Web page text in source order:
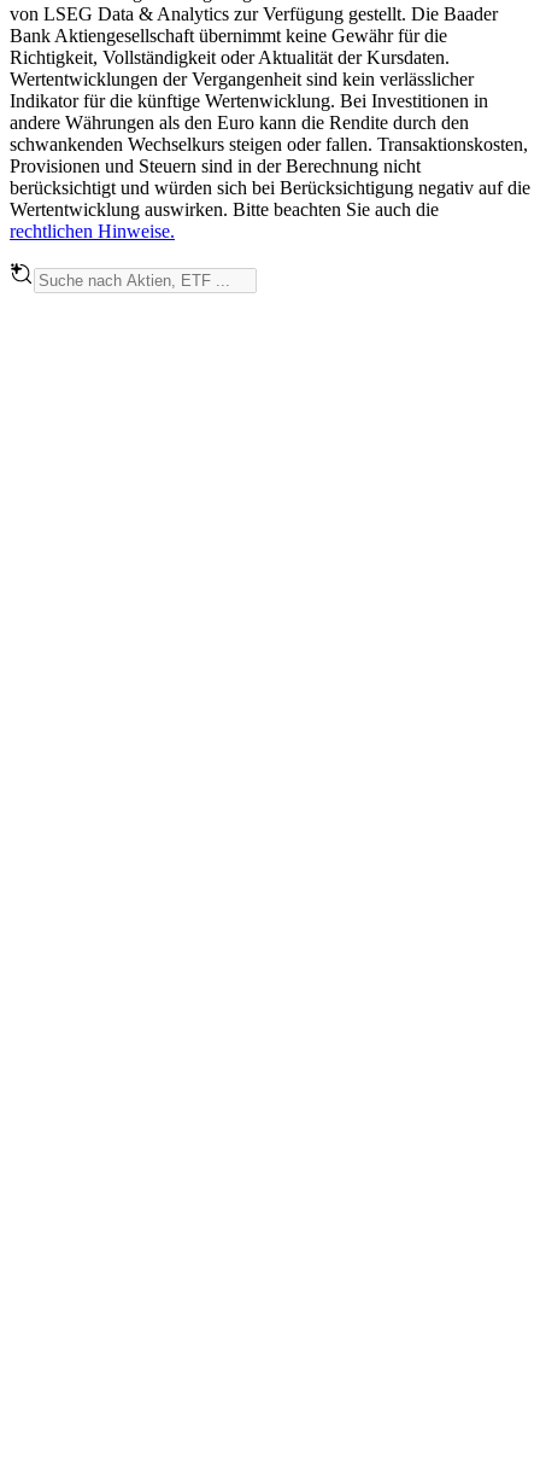
von LSEG Data & Analytics zur Verfügung gestellt. Die Baader
Bank Aktiengesellschaft übernimmt keine Gewähr für die
Richtigkeit, Vollständigkeit oder Aktualität der Kursdaten.
Wertentwicklungen der Vergangenheit sind kein verlässlicher
Indikator für die künftige Wertenwicklung. Bei Investitionen in
andere Währungen als den Euro kann die Rendite durch den
schwankenden Wechselkurs steigen oder fallen. Transaktionskosten,
Provisionen und Steuern sind in der Berechnung nicht
berücksichtigt und würden sich bei Berücksichtigung negativ auf die
Wertentwicklung auswirken. Bitte beachten Sie auch die
rechtlichen Hinweise.